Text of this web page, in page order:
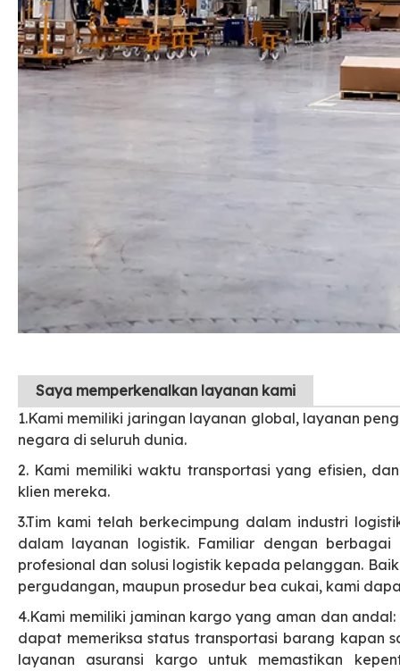
Saya memperkenalkan layanan kami
1.Kami memiliki jaringan layanan global, layanan
negara di seluruh dunia.
2. Kami memiliki waktu transportasi yang efisien,
klien mereka.
3.Tim kami telah berkecimpung dalam industri
dalam layanan logistik. Familiar dengan berbagai
profesional dan solusi logistik kepada pelanggan.
pergudangan, maupun prosedur bea cukai, kami
4.Kami memiliki jaminan kargo yang aman dan
dapat memeriksa status transportasi barang kapan
layanan asuransi kargo untuk memastikan